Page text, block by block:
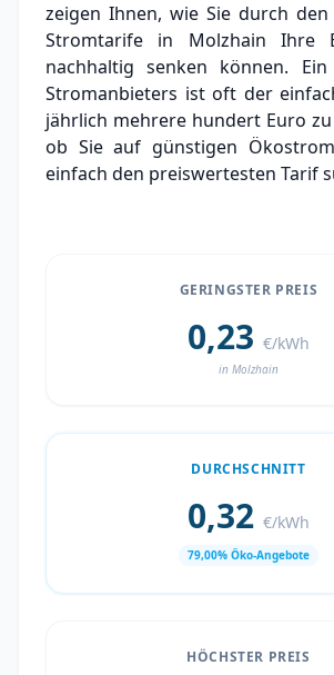
Aktueller Strompreis in Molzhain
Stromanbieter in der Nähe von
zeigen Ihnen, wie Sie durch
Stromtarife in Molzhain Ihre
nachhaltig senken können. Ein
Stromanbieters ist oft der
jährlich mehrere hundert Euro
ob Sie auf günstigen
einfach den preiswertesten Tarif
GERINGSTER PREIS
0,23 €/kWh
in Molzhain
DURCHSCHNITT
0,32 €/kWh
79,00% Öko-Angebote
HÖCHSTER PREIS